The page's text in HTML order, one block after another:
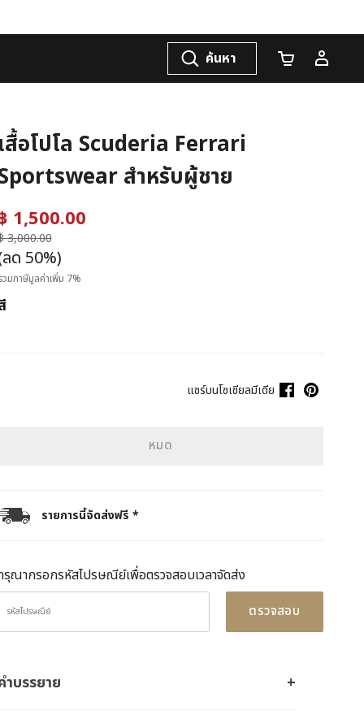
ค้นหา จำนวนรถเข็น
เสื้อโปโล Scuderia Ferrari
สำหรับผู้ชาย
1,500.00ราคาลดลงจาก
3,000.00
งด 50%)
วมภาษีมูลค่าเพิ่ม 7%
แชร์บนโซเชียลมีเดีย
หมด
รายการนี้จัดส่งฟรี *
รุณากรอกรหัสไปรษณีย์เพื่อตรวจสอบเวลาจัดส่ง
ตรวจสอบ
ำบรรยาย